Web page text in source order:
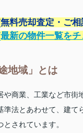
料売却査定・ご
新の物件一覧を
地域」とは
商業、工業など市街
法とあわせて、建
されています。